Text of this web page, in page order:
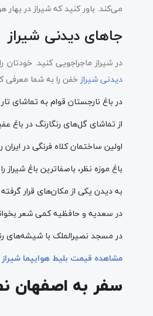
می‌کند. باور کنید که شیراز در بهار
جاهای دیدنی شیراز
در شیراز ماجراجویی کنید. خودتان
دیدنی شیراز خفن را به شما معرفی
در باغ نارجستان قوام به تماشای
از تماشای گل‌های رنگارنگ در باغ
اولین ساختمان کلاه فرنگی در ایران
باغ موزه نظر، باصفاترین باغ
به دیدن یکی از مکان‌های قرار
در سعدیه و حافظیه کمی شعر
در مسجد نصیرالملک با شیشه‌های
مشاهده قیمت بلیط هوایپما شیراز
سفر به اصفهان